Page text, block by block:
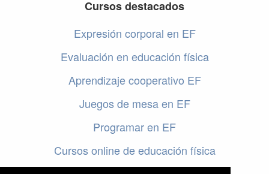
Cursos destacados
Expresión corporal en EF
Evaluación en educación física
Aprendizaje cooperativo EF
Juegos de mesa en EF
Programar en EF
Cursos online de educación física